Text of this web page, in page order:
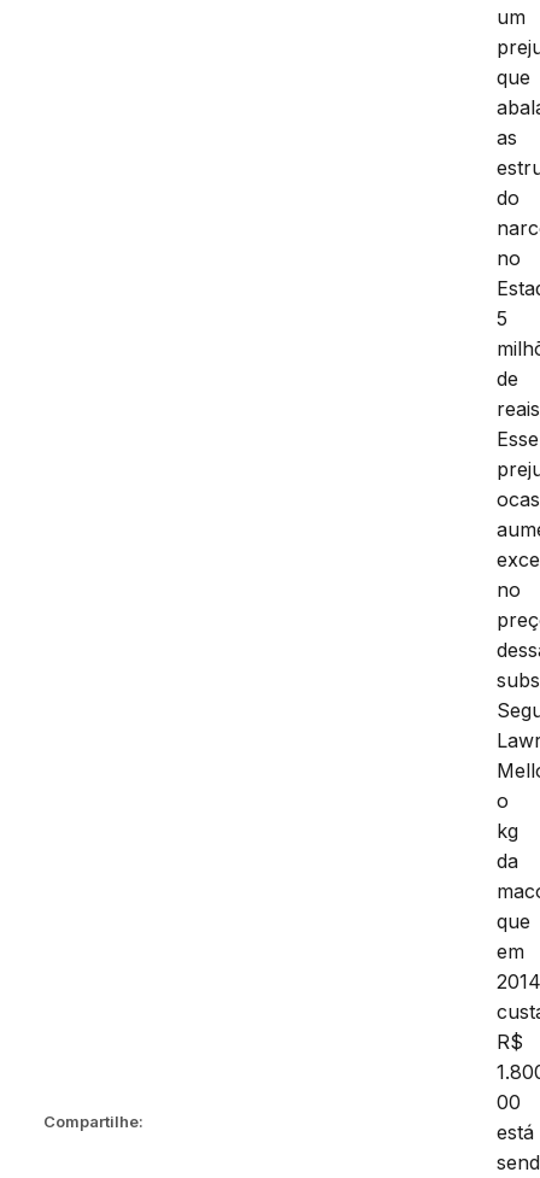
Compartilhe:
um
que
as
do
no
5
de
Esse
no
o
kg
da
que
em
R$
00
está